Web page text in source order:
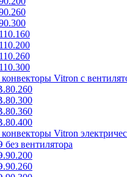
Vitron с
Vitron
вентилятора